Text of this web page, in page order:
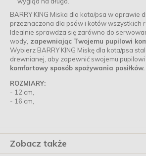
BARRY KING Miska dla kota/psa w oprawie
przeznaczona dla psów i kotów wszystkich
Idealnie sprawdza się zarówno do
wody, zapewniając Twojemu pupilowi
Wybierz BARRY KING Miskę dla kota/psa
drewnianej, aby zapewnić swojemu pupilowi
komfortowy sposób spożywania posiłków.
ROZMIARY:
- 12 cm,
- 16 cm,
Zobacz także